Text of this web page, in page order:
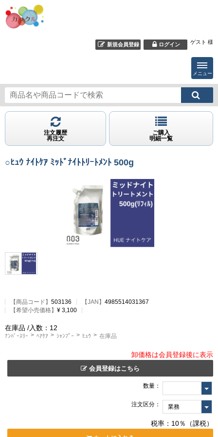
新規会員登録 ログイン ゲスト 様
メニュー
注文履歴
再注文
ご購入
明細一覧
○ﾋｭｳ ﾅｲﾄｹｱ ﾐｯﾄﾞﾅｲﾄﾄﾘｰﾄﾒﾝﾄ 500g
【商品コード 】 503136 【JAN】 4985514031367
【希望小売価格】 ¥ 3,100
在庫品 /入数：12
ﾅﾝﾊﾞｰｽﾘｰ ﾍｱｹｱ ｼｬﾝﾌﾟｰ ﾋｭｳ 在庫品
卸価格は会員登録後に表示
会員登録はこちら
数量：
注文区分：
税率：10％（課税）